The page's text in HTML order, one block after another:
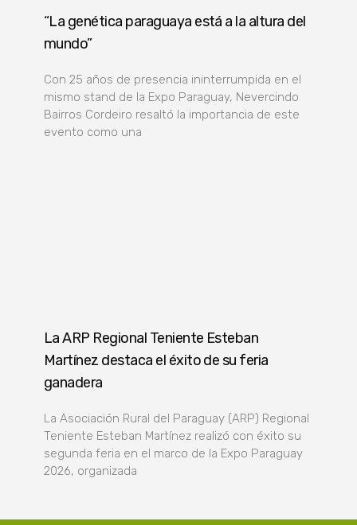
“La genética paraguaya está a la altura del
mundo”
Con 25 años de presencia ininterrumpida en el
mismo stand de la Expo Paraguay, Nevercindo
Bairros Cordeiro resaltó la importancia de este
evento como una
La ARP Regional Teniente Esteban
Martínez destaca el éxito de su feria
ganadera
La Asociación Rural del Paraguay (ARP) Regional
Teniente Esteban Martínez realizó con éxito su
segunda feria en el marco de la Expo Paraguay
2026, organizada